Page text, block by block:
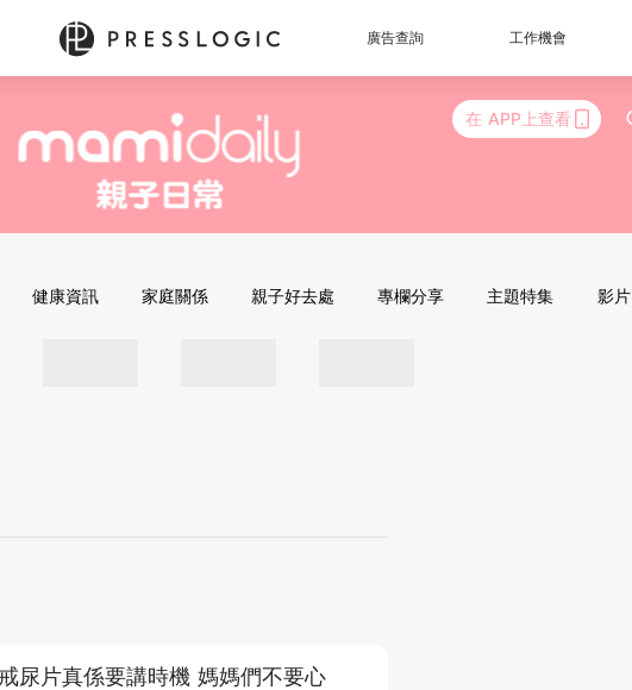
廣告查詢 工作機會
在 APP上查看
健康資訊 家庭關係 親子好去處 專欄分享 主題特集 影片
戒尿片真係要講時機 媽媽們不要心